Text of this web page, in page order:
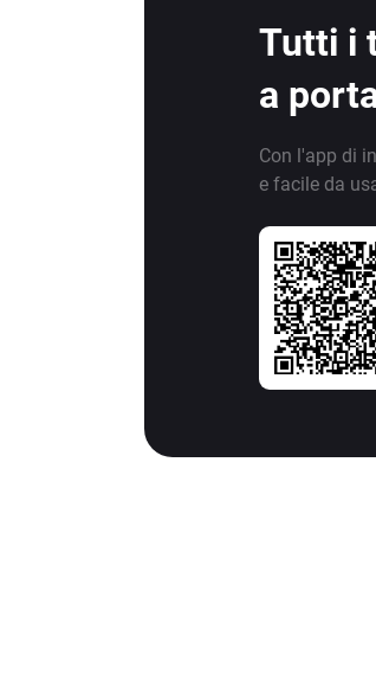
Tutti i
a
Con l'app di
e facile da